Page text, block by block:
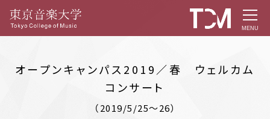
MENU
オープンキャンパス2019／春 ウェルカム
コンサート
（2019/5/25～26）